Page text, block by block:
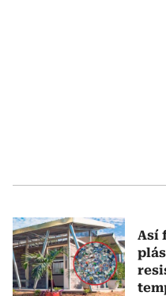
Así